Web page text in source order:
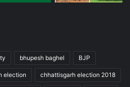
bhupesh baghel BJP
election chhattisgarh election 2018